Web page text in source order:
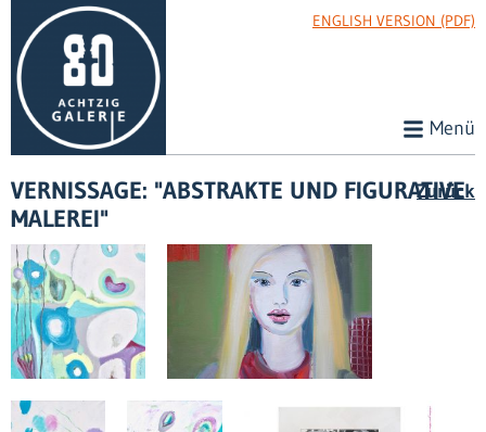
ENGLISH VERSION (PDF)
Menü
VERNISSAGE: "ABSTRAKTE UND FIGURATIVE
MALEREI"
Zurück